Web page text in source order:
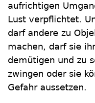
aufrichtigen
Lust verpflichtet.
darf andere zu
machen, darf sie
demütigen und zu
zwingen oder sie
Gefahr aussetzen.